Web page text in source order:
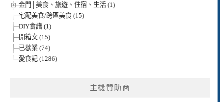
金門│美食、旅遊、住宿、生活 (1)
宅配美食/跨區美食 (15)
DIY食譜 (1)
開箱文 (15)
已歇業 (74)
愛食記 (1286)
主機贊助商